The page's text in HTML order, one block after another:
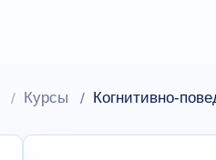
Курсы Когнитивно-